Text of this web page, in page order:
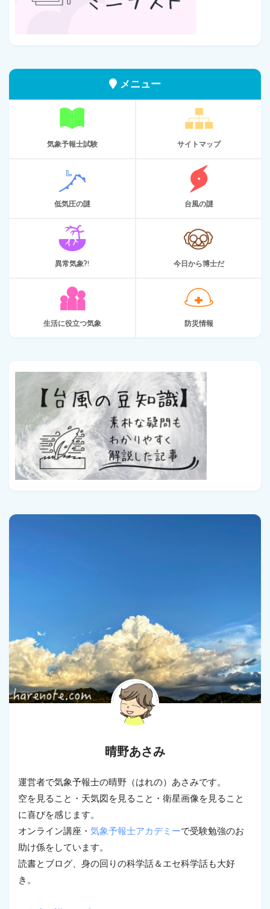
メニュー
気象予報士試験 サイトマップ
低気圧の謎 台風の謎
異常気象?! 今日から博士だ
生活に役立つ気象 防災情報
晴野あさみ
運営者で気象予報士の晴野（はれの）あさみです。
空を見ること・天気図を見ること・衛星画像を見ること
に喜びを感じます。
オンライン講座・ 気象予報士アカデミーで受験勉強のお
助け係をしています。
読書とブログ、身の回りの科学話＆エセ科学話も大好
き。